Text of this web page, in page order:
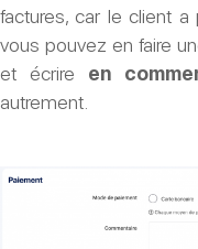
factures, car le client
vous pouvez en faire
et écrire en
autrement.